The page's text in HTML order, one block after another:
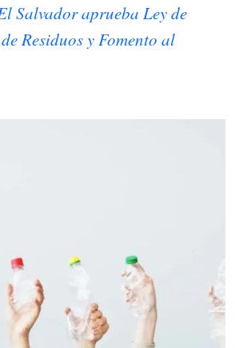
Salvador aprueba Ley de
Residuos y Fomento al